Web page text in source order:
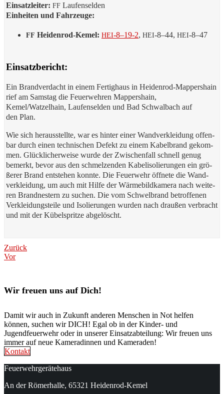
Ein­satz­lei­ter: FF Lau­fen­sel­den
Ein­hei­ten und Fahr­zeu­ge:
FF Hei­den­rod-Kemel: HEI‑8–19‑2, HEI‑8–44, HEI‑8–47
Einsatzbericht:
Ein Brand­ver­dacht in einem Fer­tig­haus in Hei­den­rod-Map­pers­hain
rief am Sams­tag die Feu­er­weh­ren Map­pers­hain,
Kemel/Watzelhain, Lau­fen­sel­den und Bad Schwal­bach auf
den Plan.
Wie sich her­aus­stell­te, war es hin­ter einer Wand­ver­klei­dung offen­
bar durch einen tech­ni­schen Defekt zu einem Kabel­brand gekom­
men. Glück­li­cher­wei­se wur­de der Zwi­schen­fall schnell genug
bemerkt, bevor aus den schmel­zen­den Kabel­iso­lie­run­gen ein grö­
ße­rer Brand ent­ste­hen konn­te. Die Feu­er­wehr öff­ne­te die Wand­
ver­klei­dung, um auch mit Hil­fe der Wär­me­bild­ka­me­ra nach wei­te­
ren Brand­nes­tern zu suchen. Die vom Schwel­brand betrof­fe­nen
Ver­klei­dungs­tei­le und Iso­lie­run­gen wur­den nach drau­ßen ver­bracht
und mit der Kübel­sprit­ze abgelöscht.
Beitragsnavigation
ZurückPrevious
VorNext
Wir freuen uns auf Dich!
Damit wir auch in Zukunft anderen Menschen in Not helfen
können, suchen wir DICH! Egal ob in der Kinder- und
Jugendfeuerwehr oder in unserer Einsatzabteilung: Wir freuen uns
immer auf neue Kameradinnen und Kameraden!
Kontakt
Feuerwehrgerätehaus
An der Römerhalle, 65321 Heidenrod-Kemel